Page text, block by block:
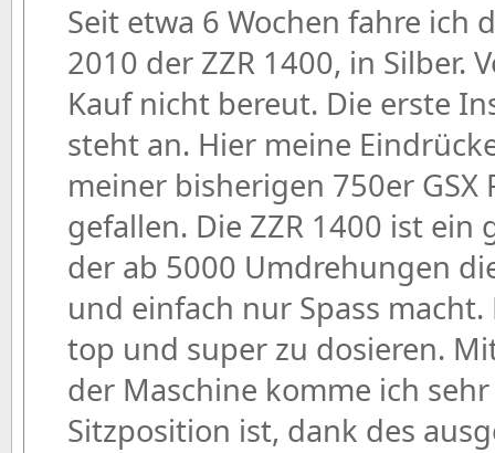
Seit etwa 6 Wochen fahre ich
2010 der ZZR 1400, in Silber.
Kauf nicht bereut. Die erste
steht an. Hier meine
meiner bisherigen 750er
gefallen. Die ZZR 1400 ist
der ab 5000 Umdrehungen
und einfach nur Spass
top und super zu dosieren.
der Maschine komme ich
Sitzposition ist, dank des